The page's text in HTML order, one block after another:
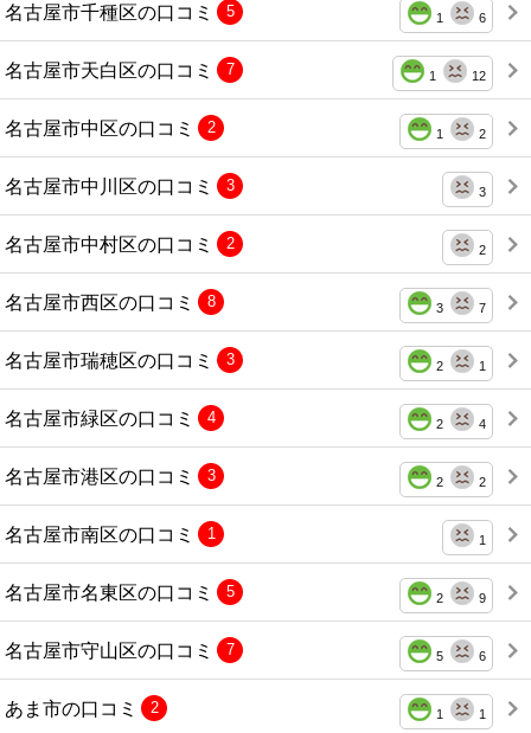
名古屋市千種区の口コミ 1 6
5
名古屋市天白区の口コミ 1 12
7
名古屋市中区の口コミ 1 2
2
名古屋市中川区の口コミ 3
3
名古屋市中村区の口コミ 2
2
名古屋市西区の口コミ 3 7
8
名古屋市瑞穂区の口コミ 2 1
3
名古屋市緑区の口コミ 2 4
4
名古屋市港区の口コミ 2 2
3
名古屋市南区の口コミ 1
1
名古屋市名東区の口コミ 2 9
5
名古屋市守山区の口コミ 5 6
7
あま市の口コミ 1 1
2